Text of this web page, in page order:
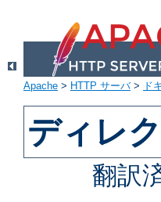
Apache > HTTP サーバ> ド
ディレ
翻訳